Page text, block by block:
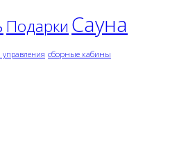
Подарки Сауна
управления сборные кабины